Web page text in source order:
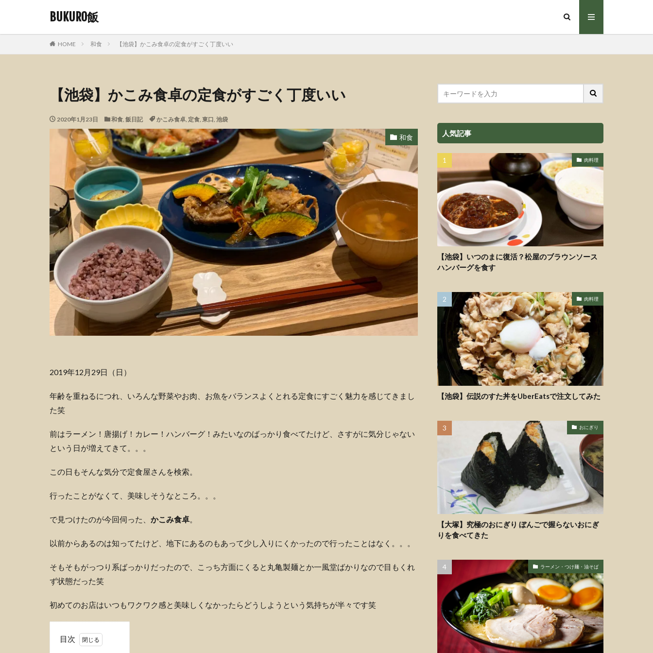
BUKURO飯
HOME 和食 【池袋】かこみ食卓の定食がすごく丁度いい
【池袋】かこみ食卓の定食がすごく丁度いい
2020年1月23日 和食, 飯日記 かこみ食卓, 定食, 東口, 池袋
和食
2019年12月29日（日）
年齢を重ねるにつれ、いろんな野菜やお肉、お魚をバランスよくとれる定食にすごく魅力を感じてきまし
た笑
前はラーメン！唐揚げ！カレー！ハンバーグ！みたいなのばっかり食べてたけど、さすがに気分じゃない
という日が増えてきて。。。
この日もそんな気分で定食屋さんを検索。
行ったことがなくて、美味しそうなところ。。。
で見つけたのが今回伺った、 かこみ食卓。
以前からあるのは知ってたけど、地下にあるのもあって少し入りにくかったので行ったことはなく。。。
そもそもがっつり系ばっかりだったので、こっち方面にくると丸亀製麺とか一風堂ばかりなので目もくれ
ず状態だった笑
初めてのお店はいつもワクワク感と美味しくなかったらどうしようという気持ちが半々です笑
目次
人気記事
肉料理
【池袋】いつのまに復活？松屋のブラウンソース
ハンバーグを食す
肉料理
【池袋】伝説のすた丼をUberEatsで注文してみた
おにぎり
【大塚】究極のおにぎり ぼんごで握らないおにぎ
りを食べてきた
ラーメン・つけ麺・油そば